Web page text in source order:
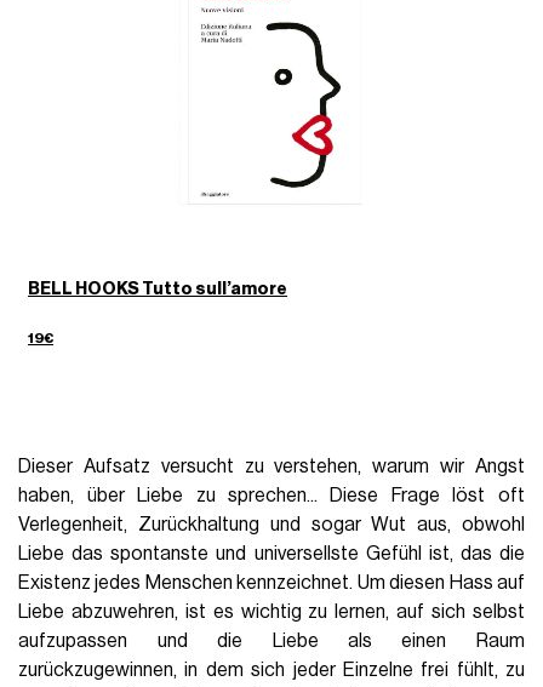
BELL HOOKS Tutto sull’amore
19€
Dieser Aufsatz versucht zu verstehen, warum wir Angst
haben, über Liebe zu sprechen... Diese Frage löst oft
Verlegenheit, Zurückhaltung und sogar Wut aus, obwohl
Liebe das spontanste und universellste Gefühl ist, das die
Existenz jedes Menschen kennzeichnet. Um diesen Hass auf
Liebe abzuwehren, ist es wichtig zu lernen, auf sich selbst
aufzupassen und die Liebe als einen Raum
zurückzugewinnen, in dem sich jeder Einzelne frei fühlt, zu